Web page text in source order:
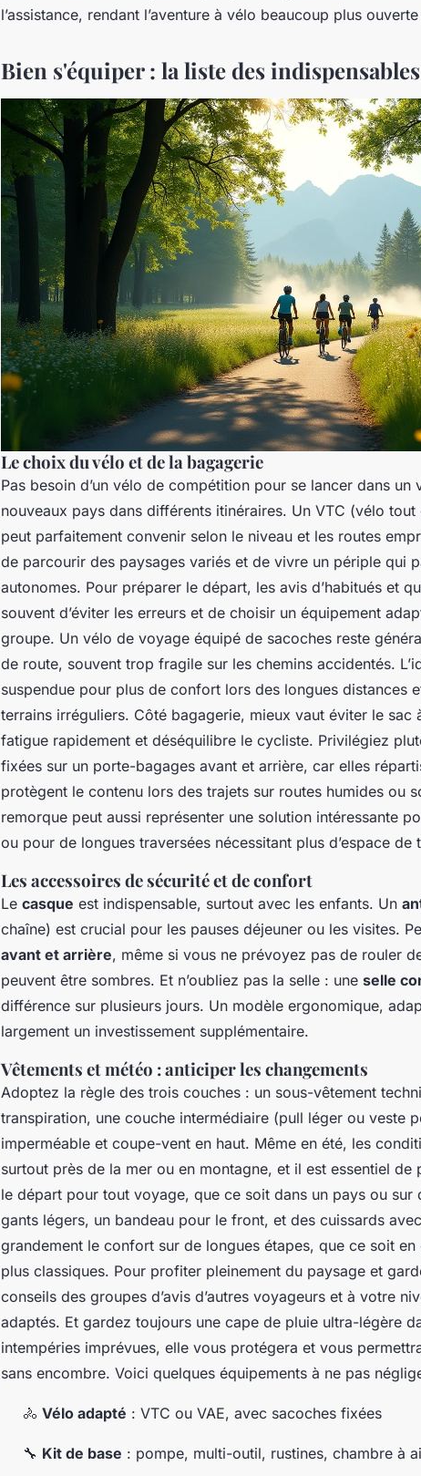
l’assistance, rendant l’aventure à vélo beaucoup plus
Bien s'équiper : la liste des indispensables
Le choix du vélo et de la bagagerie
Pas besoin d’un vélo de compétition pour se lancer dans
nouveaux pays dans différents itinéraires. Un VTC (vélo
peut parfaitement convenir selon le niveau et les routes
de parcourir des paysages variés et de vivre un périple qui
autonomes. Pour préparer le départ, les avis d’habitués et
souvent d’éviter les erreurs et de choisir un équipement
groupe. Un vélo de voyage équipé de sacoches reste
de route, souvent trop fragile sur les chemins accidentés.
suspendue pour plus de confort lors des longues distances
terrains irréguliers. Côté bagagerie, mieux vaut éviter le sac
fatigue rapidement et déséquilibre le cycliste. Privilégiez
fixées sur un porte-bagages avant et arrière, car elles
protègent le contenu lors des trajets sur routes humides ou
remorque peut aussi représenter une solution intéressante
ou pour de longues traversées nécessitant plus d’espace de
Les accessoires de sécurité et de confort
Le casque est indispensable, surtout avec les enfants. Un
chaîne) est crucial pour les pauses déjeuner ou les visites.
avant et arrière, même si vous ne prévoyez pas de rouler
peuvent être sombres. Et n’oubliez pas la selle : une selle
différence sur plusieurs jours. Un modèle ergonomique,
largement un investissement supplémentaire.
Vêtements et météo : anticiper les changements
Adoptez la règle des trois couches : un sous-vêtement
transpiration, une couche intermédiaire (pull léger ou veste
imperméable et coupe-vent en haut. Même en été, les
surtout près de la mer ou en montagne, et il est essentiel de
le départ pour tout voyage, que ce soit dans un pays ou sur
gants légers, un bandeau pour le front, et des cuissards
grandement le confort sur de longues étapes, que ce soit
plus classiques. Pour profiter pleinement du paysage et
conseils des groupes d’avis d’autres voyageurs et à votre
adaptés. Et gardez toujours une cape de pluie ultra-légère
intempéries imprévues, elle vous protégera et vous
sans encombre. Voici quelques équipements à ne pas
🚴 Vélo adapté : VTC ou VAE, avec sacoches fixées
🔧 Kit de base : pompe, multi-outil, rustines, chambre à